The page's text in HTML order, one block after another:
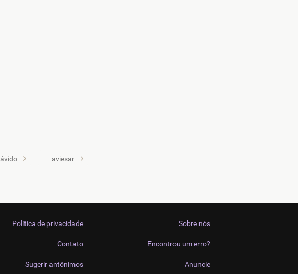
ávido aviesar
Sobre nós
Encontrou um erro?
Anuncie
Política de privacidade
Contato
Sugerir antônimos